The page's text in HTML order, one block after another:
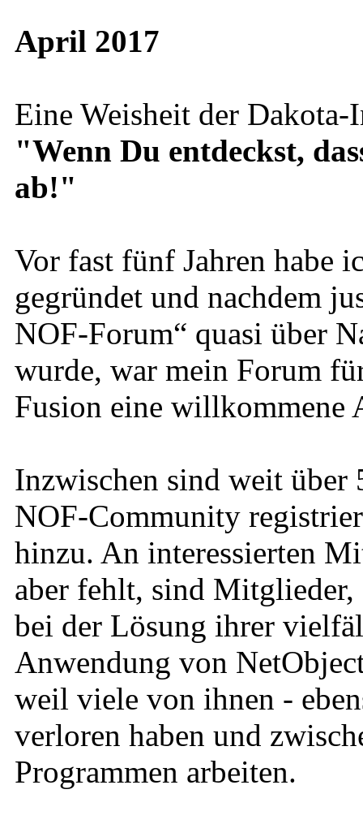
April 2017
Eine Weisheit der Dakota-
"Wenn Du entdeckst,
ab!"
Vor fast fünf Jahren habe
gegründet und nachdem
NOF-Forum“ quasi über
wurde, war mein Forum
Fusion eine willkommene
Inzwischen sind weit über
NOF-Community
hinzu. An interessierten
aber fehlt, sind Mitglieder,
bei der Lösung ihrer
Anwendung von
weil viele von ihnen -
verloren haben und
Programmen arbeiten.